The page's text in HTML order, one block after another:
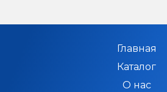
Главная
Каталог
О нас